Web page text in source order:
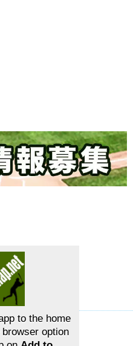
プ お問い合せ
to the home
option